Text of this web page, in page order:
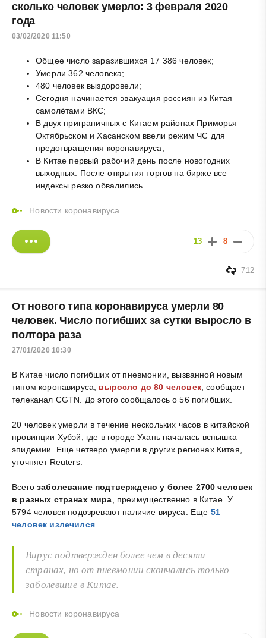
сколько человек умерло: 3 февраля 2020
года
03/02/2020 11:50
Общее число заразившихся 17 386 человек;
Умерли 362 человека;
480 человек выздоровели;
Сегодня начинается эвакуация россиян из Китая
самолётами ВКС;
В двух приграничных с Китаем районах Приморья
Октябрьском и Хасанском ввели режим ЧС для
предотвращения коронавируса;
В Китае первый рабочий день после новогодних
выходных. После открытия торгов на бирже все
индексы резко обвалились.
Новости коронавируса
13 8
712
От нового типа коронавируса умерли 80
человек. Число погибших за сутки выросло в
полтора раза
27/01/2020 10:30
В Китае число погибших от пневмонии, вызванной новым
типом коронавируса, выросло до 80 человек, сообщает
телеканал CGTN. До этого сообщалось о 56 погибших.
20 человек умерли в течение нескольких часов в китайской
провинции Хубэй, где в городе Ухань началась вспышка
эпидемии. Еще четверо умерли в других регионах Китая,
уточняет Reuters.
Всегозаболевание подтверждено у более 2700 человек
в разных странах мира , преимущественно в Китае. У
5794 человек подозревают наличие вируса. Еще 51
человек излечился.
Вирус подтвержден более чем в десяти
странах, но от пневмонии скончались только
заболевшие в Китае.
Новости коронавируса